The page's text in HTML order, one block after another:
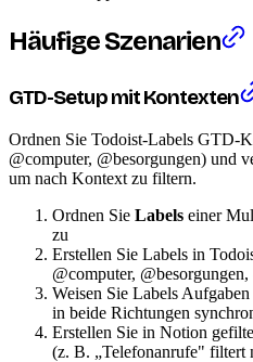
Häufige Szenarien
GTD-Setup mit Kontexten
Ordnen Sie Todoist-Labels GTD-
@computer, @besorgungen) und
um nach Kontext zu filtern.
Ordnen Sie Labels einer
zu
Erstellen Sie Labels in
@computer,
Weisen Sie Labels
in beide Richtungen
Erstellen Sie in Notion
(z. B. „Telefonanrufe" filtert